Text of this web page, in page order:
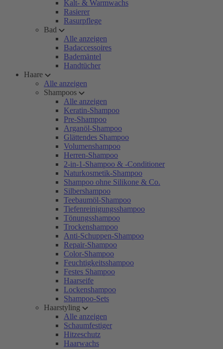
Kalt- & Warmwachs
Rasierer
Rasurpflege
Bad
Alle anzeigen
Badaccessoires
Bademäntel
Handtücher
Haare
Alle anzeigen
Shampoos
Alle anzeigen
Keratin-Shampoo
Pre-Shampoo
Arganöl-Shampoo
Glättendes Shampoo
Volumenshampoo
Herren-Shampoo
2-in-1-Shampoo & -Conditioner
Naturkosmetik-Shampoo
Shampoo ohne Silikone & Co.
Silbershampoo
Teebaumöl-Shampoo
Tiefenreinigungsshampoo
Tönungsshampoo
Trockenshampoo
Anti-Schuppen-Shampoo
Repair-Shampoo
Color-Shampoo
Feuchtigkeitsshampoo
Festes Shampoo
Haarseife
Lockenshampoo
Shampoo-Sets
Haarstyling
Alle anzeigen
Schaumfestiger
Hitzeschutz
Haarwachs